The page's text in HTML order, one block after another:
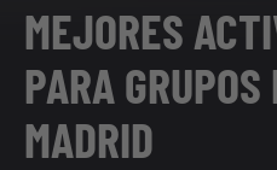
MEJORES
PARA
MADRID